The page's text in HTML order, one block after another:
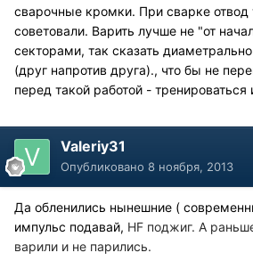
сварочные кромки. При сварке
советовали. Варить лучше не "от
секторами, так сказать
(друг напротив друга)., что бы не
перед такой работой - тренироваться
Valeriy31
Опубликовано 8 ноября, 2013
Да обленились нынешние (
импульс подавай, HF поджиг. А
варили и не парились.